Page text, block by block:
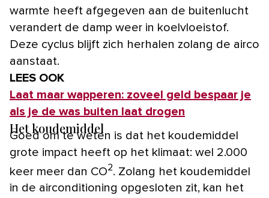
warmte heeft afgegeven aan de buitenlucht
verandert de damp weer in koelvloeistof.
Deze cyclus blijft zich herhalen zolang de airco
aanstaat.
LEES OOK
Laat maar wapperen: zoveel geld bespaar je
als je de was buiten laat drogen
Het koudemiddel
Goed om te weten is dat het koudemiddel
grote impact heeft op het klimaat: wel 2.000
keer meer dan CO2. Zolang het koudemiddel
in de airconditioning opgesloten zit, kan het